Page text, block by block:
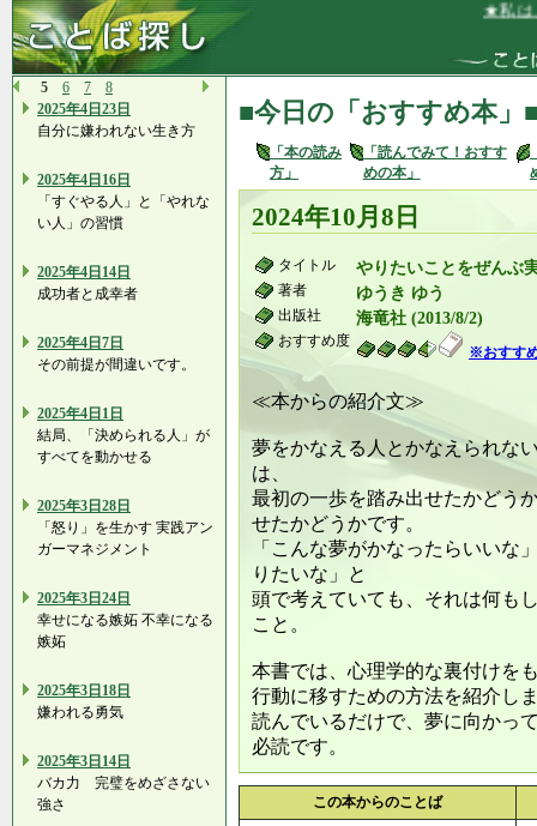
★私は、
5 6 7
8
2025年4日23日
自分に嫌われない生き方
2025年4日16日
「すぐやる人」と「やれな
い人」の習慣
2025年4日14日
成功者と成幸者
2025年4日7日
その前提が間違いです。
2025年4日1日
結局、「決められる人」が
すべてを動かせる
2025年3日28日
「怒り」を生かす 実践アン
ガーマネジメント
2025年3日24日
幸せになる嫉妬 不幸になる
嫉妬
2025年3日18日
嫌われる勇気
2025年3日14日
バカ力 完璧をめざさない
強さ
■今日の「おすすめ本」
「本の読み
方」
「読んでみて！おすす
めの本」
2024年10月8日
タイトル やりたいことをぜんぶ
著者 ゆうき ゆう
出版社 海竜社 (2013/8/2)
おすすめ度
※おすす
≪本からの紹介文≫
夢をかなえる人とかなえられな
は、
最初の一歩を踏み出せたかどう
せたかどうかです。
「こんな夢がかなったらいいな
りたいな」と
頭で考えていても、それは何も
こと。
本書では、心理学的な裏付けを
行動に移すための方法を紹介し
読んでいるだけで、夢に向かっ
必読です。
この本からのことば